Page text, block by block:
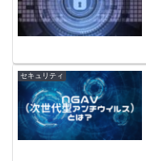
セキュリティ